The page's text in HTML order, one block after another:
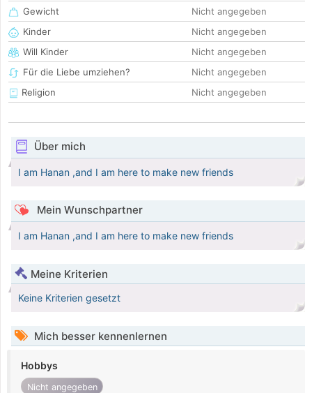
Gewicht
Nicht angegeben
Kinder
Nicht angegeben
Will Kinder
Nicht angegeben
Für die Liebe umziehen?
Nicht angegeben
Religion
Nicht angegeben
Über mich
I am Hanan ,and I am here to make new friends
Mein Wunschpartner
I am Hanan ,and I am here to make new friends
Meine Kriterien
Keine Kriterien gesetzt
Mich besser kennenlernen
Hobbys
Nicht angegeben